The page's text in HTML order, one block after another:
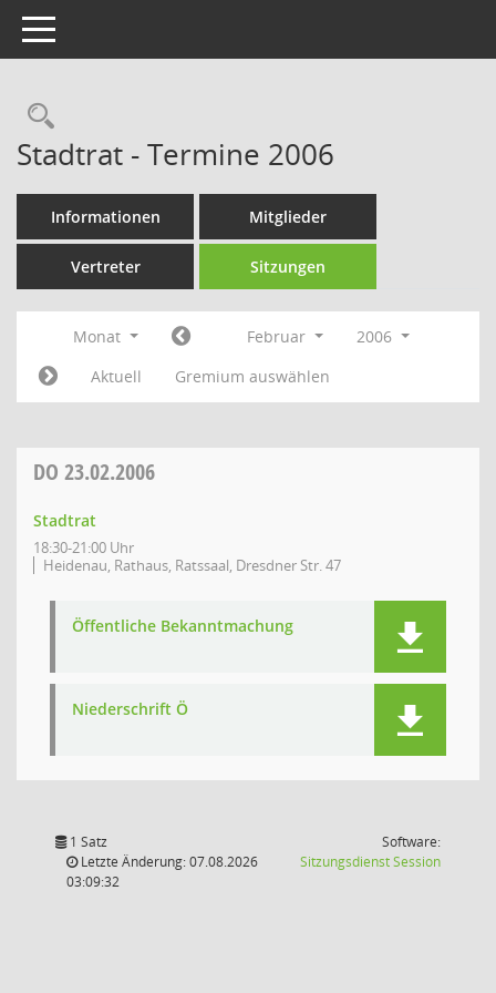
Toggle navigation
Rechercheauswahl
Stadtrat - Termine 2006
Informationen Mitglieder
Vertreter Sitzungen
Monat Februar
2006
Aktuell
Gremium auswählen
DO 23.02.2006
Stadtrat
18:30-21:00 Uhr
Heidenau, Rathaus, Ratssaal, Dresdner Str. 47
Öffentliche Bekanntmachung
Niederschrift Ö
1 Satz
Letzte Änderung: 07.08.2026
03:09:32
Software:
SitzungsdienstSession(Wird in